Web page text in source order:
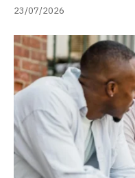
23/07/2026